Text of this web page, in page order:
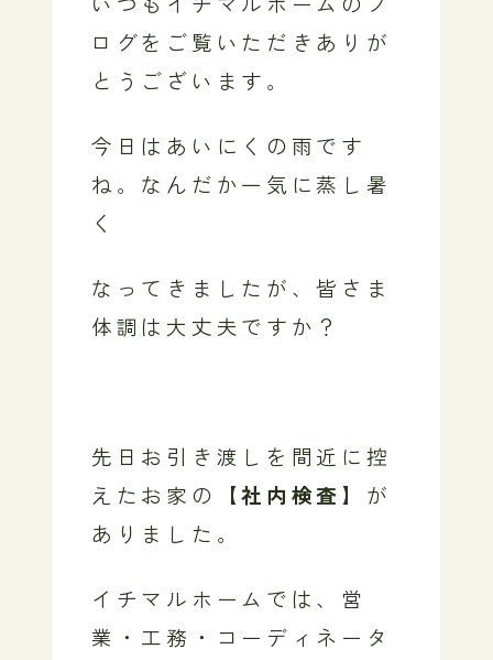
ログをご覧いただきありが
とうございます。
今日はあいにくの雨です
ね。なんだか一気に蒸し暑
く
なってきましたが、皆さま
体調は大丈夫ですか？
先日お引き渡しを間近に控
えたお家の
【社内検査】 が
ありました。
イチマルホームでは、営
業・工務・コーディネータ